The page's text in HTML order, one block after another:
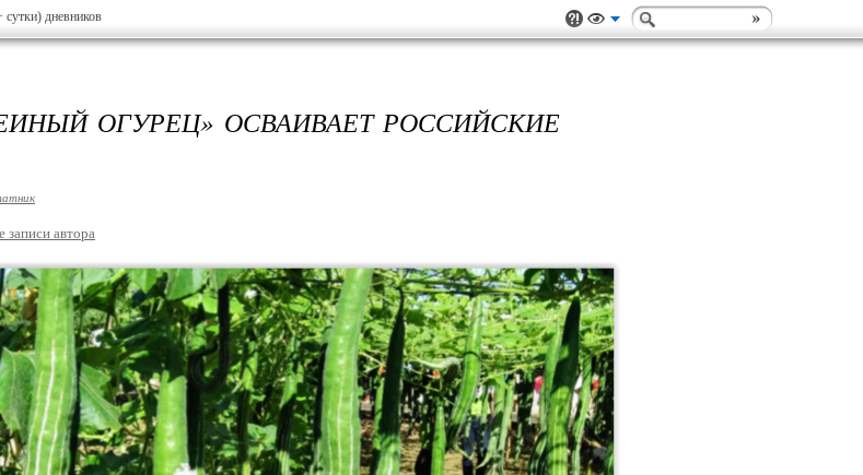
сутки) дневников
ОГУРЕЦ» ОСВАИВАЕТ РОССИЙСКИЕ
записи автора